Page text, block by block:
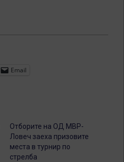
Email
Отборите на ОД МВР-
Ловеч заеха призовите
места в турнир по
стрелба